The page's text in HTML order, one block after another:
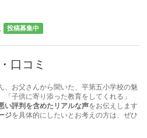
投稿募集中
口コミ
、お父さんから聞いた、平第五小学校の魅
子供に寄り添った教育をしてくれる」
い評判を含めたリアルな声をお伝えします
ジを具体的にしたいとお考えの方は、ぜひ